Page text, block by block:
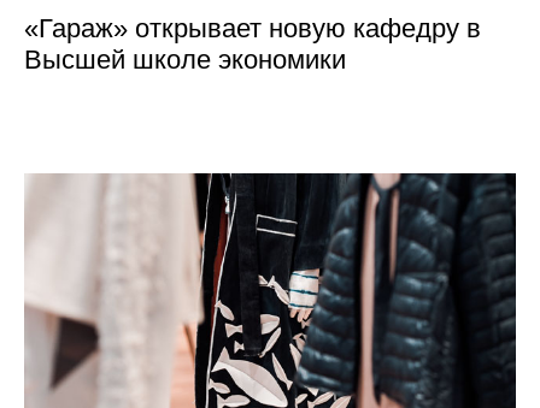
«Гараж» открывает новую кафедру в
Высшей школе экономики